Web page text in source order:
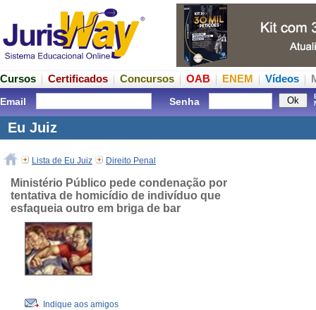
Cursos Certificados Concursos OAB ENEM Vídeos
Email Senha
Eu Juiz
Lista de Eu Juiz Direito Penal
Ministério Público pede condenação por
tentativa de homicídio de indivíduo que
esfaqueia outro em briga de bar
Indique aos amigos